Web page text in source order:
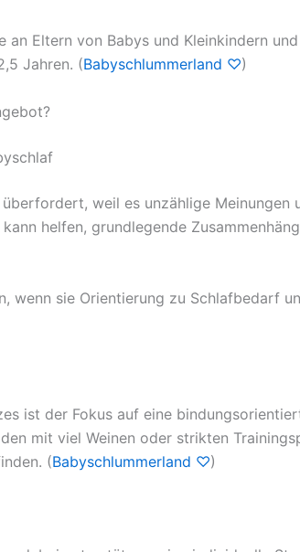
Eltern von Babys und Kleinkindern
Jahren. (Babyschlummerland ♡)
weil es unzählige Meinungen
helfen, grundlegende
wenn sie Orientierung zu Schlafbedarf
ist der Fokus auf eine
mit viel Weinen oder strikten
(Babyschlummerland ♡)